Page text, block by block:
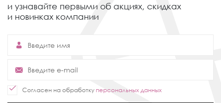
и узнавайте первыми об акциях, скидках
и новинках компании
Согласен на обработку персональных данных